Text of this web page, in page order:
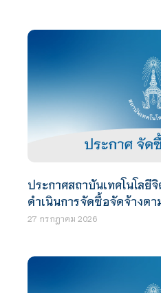
ประกาศสถาบันเทคโนโลยี
ดำเนินการจัดซื้อจัดจ้างตา
27 กรกฎาคม 2026